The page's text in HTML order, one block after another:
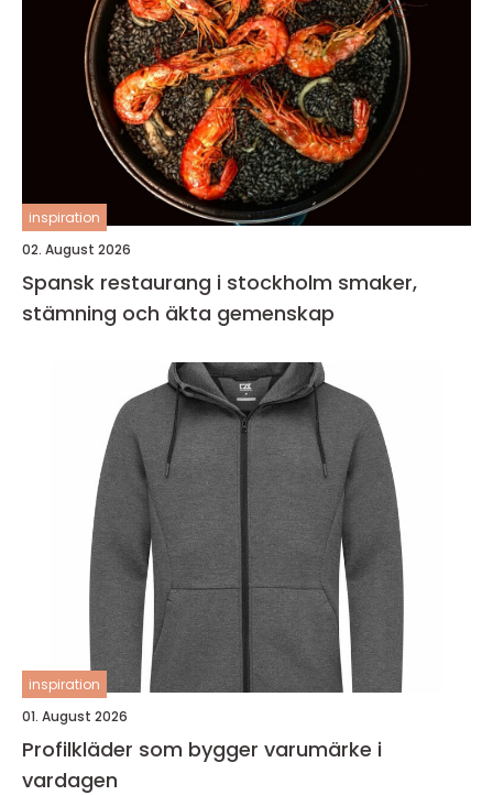
inspiration
02. August 2026
Spansk restaurang i stockholm smaker,
stämning och äkta gemenskap
inspiration
01. August 2026
Profilkläder som bygger varumärke i
vardagen